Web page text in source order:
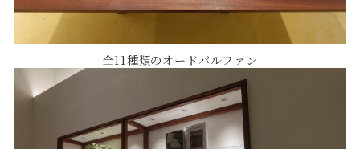
全11種類のオードパルファン